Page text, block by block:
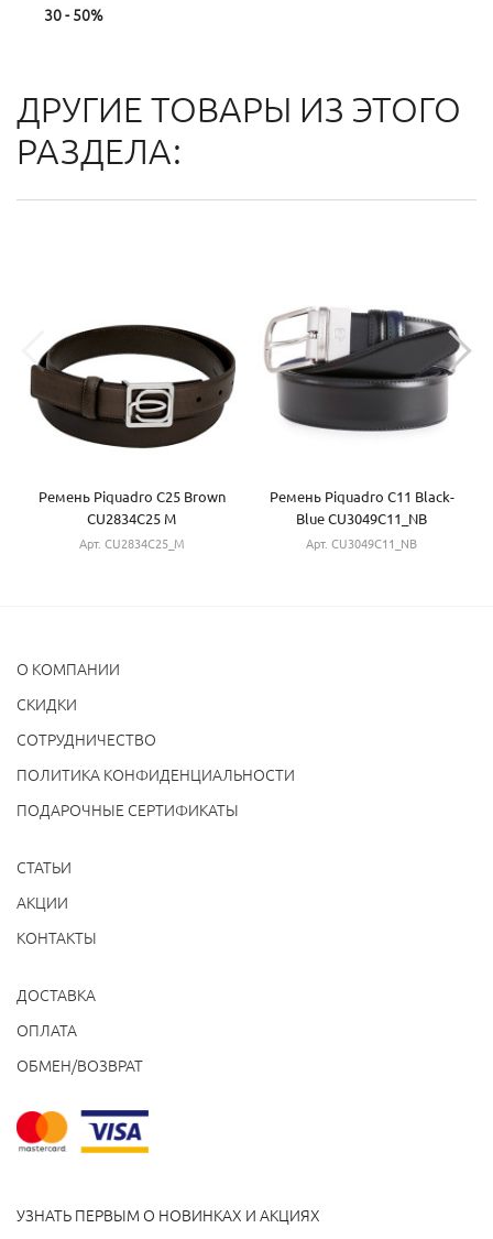
30 - 50%
ДРУГИЕ ТОВАРЫ ИЗ ЭТОГО
РАЗДЕЛА:
Ремень Piquadro C25 Brown
CU2834C25 M
Арт. CU2834C25_M
Ремень Piquadro C11 Black-
Blue CU3049C11_NB
Арт. CU3049C11_NB
О КОМПАНИИ
CКИДКИ
СОТРУДНИЧЕСТВО
ПОЛИТИКА КОНФИДЕНЦИАЛЬНОСТИ
ПОДАРОЧНЫЕ СЕРТИФИКАТЫ
СТАТЬИ
АКЦИИ
КОНТАКТЫ
ДОСТАВКА
ОПЛАТА
ОБМЕН/ВОЗВРАТ
УЗНАТЬ ПЕРВЫМ О НОВИНКАХ И АКЦИЯХ